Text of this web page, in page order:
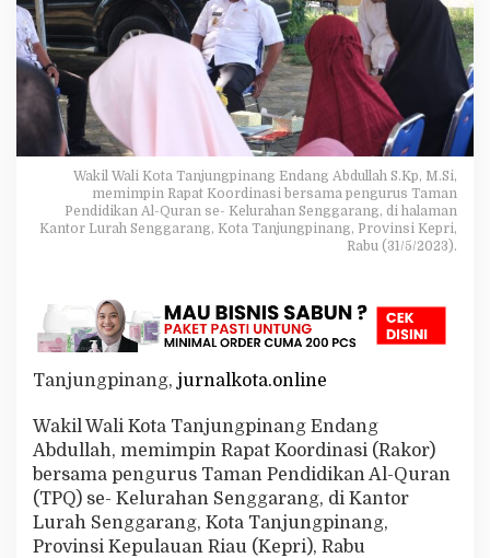
a
p
P
u
s
T
P
p
a
t
a
g
g
p
d
a
l
Wakil Wali Kota Tanjungpinang Endang Abdullah S.Kp, M.Si,
memimpin Rapat Koordinasi bersama pengurus Taman
Pendidikan Al-Quran se- Kelurahan Senggarang, di halaman
Kantor Lurah Senggarang, Kota Tanjungpinang, Provinsi Kepri,
Rabu (31/5/2023).
Tanjungpinang, jurnalkota.online
Wakil Wali Kota Tanjungpinang Endang
Abdullah, memimpin Rapat Koordinasi (Rakor)
bersama pengurus Taman Pendidikan Al-Quran
(TPQ) se- Kelurahan Senggarang, di Kantor
Lurah Senggarang, Kota Tanjungpinang,
Provinsi Kepulauan Riau (Kepri), Rabu